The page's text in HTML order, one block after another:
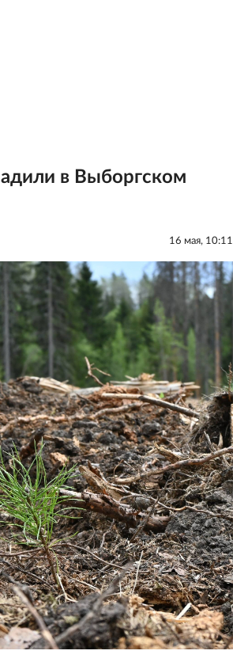
в Выборгском
16 мая, 10:11